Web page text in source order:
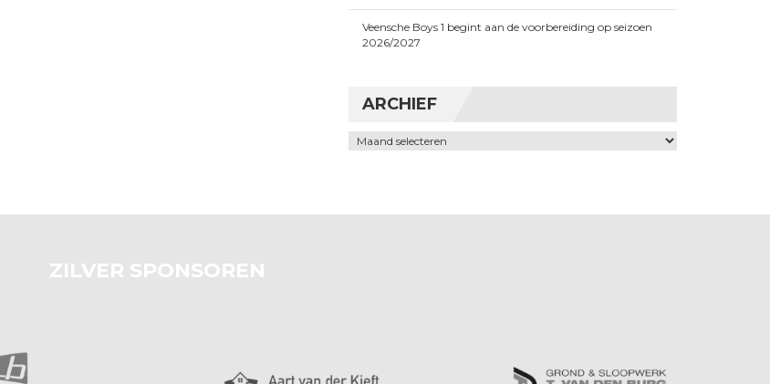
Veensche Boys 1 begint aan de voorbereiding op seizoen
2026/2027
ARCHIEF
Archief
ZILVER SPONSOREN